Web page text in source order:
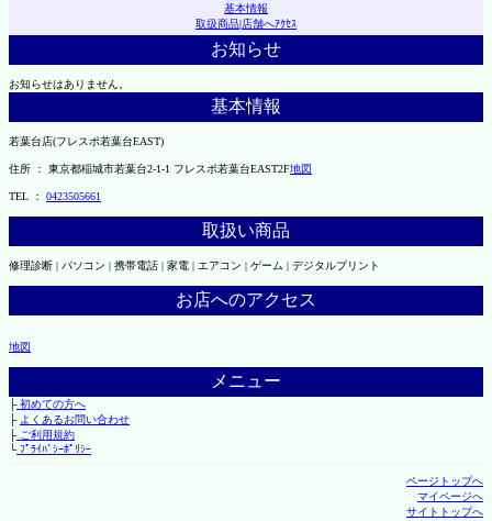
基本情報
取扱商品|店舗へｱｸｾｽ
お知らせ
お知らせはありません。
基本情報
若葉台店(フレスポ若葉台EAST)
住所 ： 東京都稲城市若葉台2-1-1 フレスポ若葉台EAST2F地図
TEL ： 0423505661
取扱い商品
修理診断 | パソコン | 携帯電話 | 家電 | エアコン | ゲーム | デジタルプリント
お店へのアクセス
地図
メニュー
├初めての方へ
├ よくあるお問い合わせ
├ご利用規約
└ﾌﾟﾗｲﾊﾞｼｰﾎﾟﾘｼｰ
ページトップへ
マイページへ
サイトトップへ